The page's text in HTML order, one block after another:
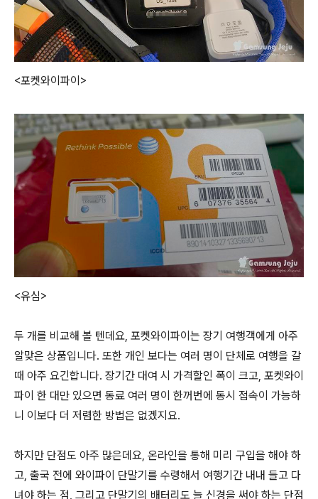
<포켓와이파이>
<유심>
두 개를 비교해 볼 텐데요, 포켓와이파이는 장기 여행객에게 아주
알맞은 상품입니다. 또한 개인 보다는 여러 명이 단체로 여행을 갈
때 아주 요긴합니다. 장기간 대여 시 가격할인 폭이 크고, 포켓와이
파이 한 대만 있으면 동료 여러 명이 한꺼번에 동시 접속이 가능하
니 이보다 더 저렴한 방법은 없겠지요.
하지만 단점도 아주 많은데요, 온라인을 통해 미리 구입을 해야 하
고, 출국 전에 와이파이 단말기를 수령해서 여행기간 내내 들고 다
녀야 하는 점, 그리고 단말기의 배터리도 늘 신경을 써야 하는 단점